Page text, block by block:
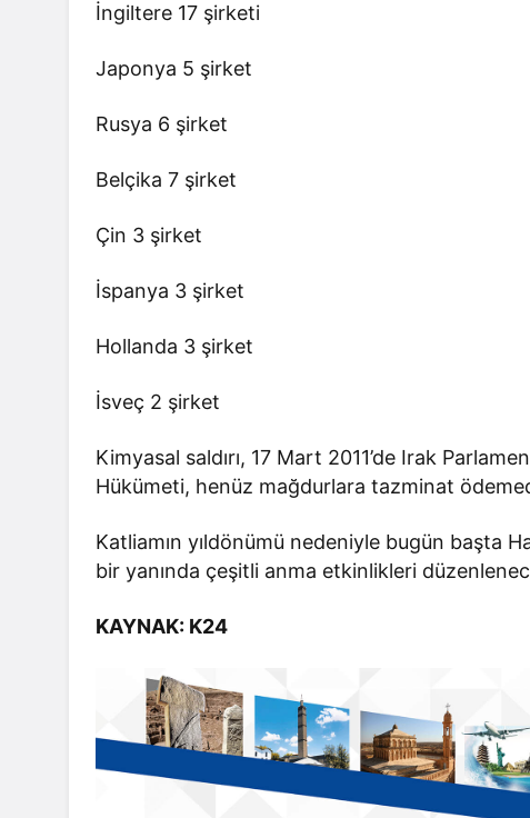
İngiltere 17 şirketi
Japonya 5 şirket
Rusya 6 şirket
Belçika 7 şirket
Çin 3 şirket
İspanya 3 şirket
Hollanda 3 şirket
İsveç 2 şirket
Kimyasal saldırı, 17 Mart 2011’de Irak
Hükümeti, henüz mağdurlara tazminat
Katliamın yıldönümü nedeniyle bugün başta
bir yanında çeşitli anma etkinlikleri
KAYNAK: K24